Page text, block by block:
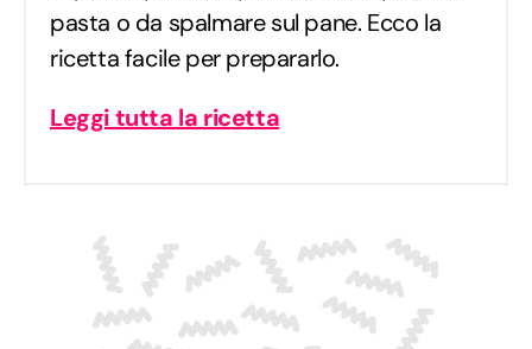
pasta o da spalmare sul pane. Ecco la
ricetta facile per prepararlo.
Leggi tutta la ricetta